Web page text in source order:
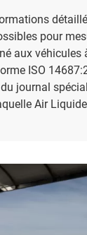
pour
aux véhicules
ISO
journal
Air